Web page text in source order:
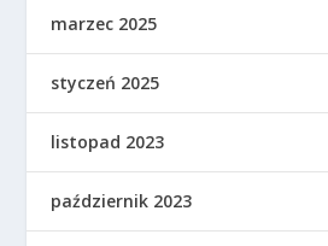
marzec 2025
styczeń 2025
listopad 2023
październik 2023